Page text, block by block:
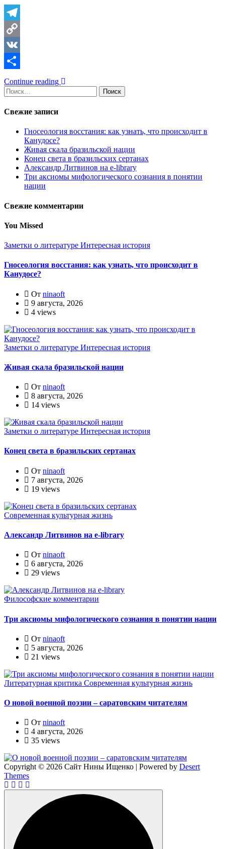
Telegram
Copy
Link
VK
Отправить
Continue reading
Найти:
Свежие записи
Гносеология восстания: как узнать, что происходит в
Канудосе?
Живая скала бразильской нации
Конец света в бразильских сертанах
Александр Литвинов на e-library
Три аксиомы мифологического сознания в понятии
нации
Свежие комментарии
You Missed
Заметки о литературе Интересная история
Гносеология восстания: как узнать, что происходит в
Канудосе?
От ninaoft
9 августа, 2026
4 views
Заметки о литературе Интересная история
Живая скала бразильской нации
От ninaoft
8 августа, 2026
14 views
Заметки о литературе Интересная история
Конец света в бразильских сертанах
От ninaoft
7 августа, 2026
19 views
Современная культурная жизнь
Александр Литвинов на e-library
От ninaoft
6 августа, 2026
29 views
Философские комментарии
Три аксиомы мифологического сознания в понятии нации
От ninaoft
5 августа, 2026
21 views
Литературная критика Современная культурная жизнь
О новой военной поэзии – саратовским читателям
От ninaoft
4 августа, 2026
35 views
Copyright © 2026 Сайт Нины Ищенко | Powered by Desert
Themes